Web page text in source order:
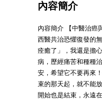
內容簡介
內容簡介 【中醫治癌
西醫共治恐懼復發的
痊癒了」，我還是擔
病，歷經痛苦和種種
安，希望它不要再來
束的那天起，就不能
開始也是結束，永遠